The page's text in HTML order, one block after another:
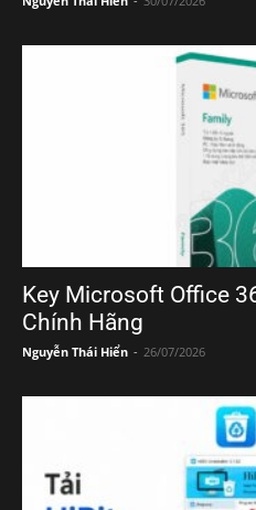
Key Microsoft Office
Chính Hãng
Nguyễn Thái Hiển - 26/07/2026